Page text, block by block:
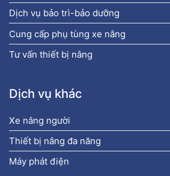
Dịch vụ bảo trì-bảo dưỡng
Cung cấp phụ tùng xe nâng
Tư vấn thiết bị nâng
Dịch vụ khác
Xe nâng người
Thiết bị nâng đa năng
Máy phát điện